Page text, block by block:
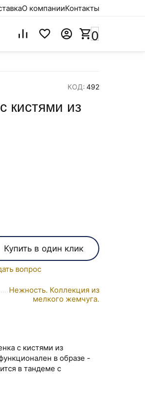
О компанииКонтакты
0
КОД: 492
кистями из
Купить в один клик
вопрос
Нежность. Коллекция из
мелкого жемчуга.
с кистями из
в образе -
в тандеме с